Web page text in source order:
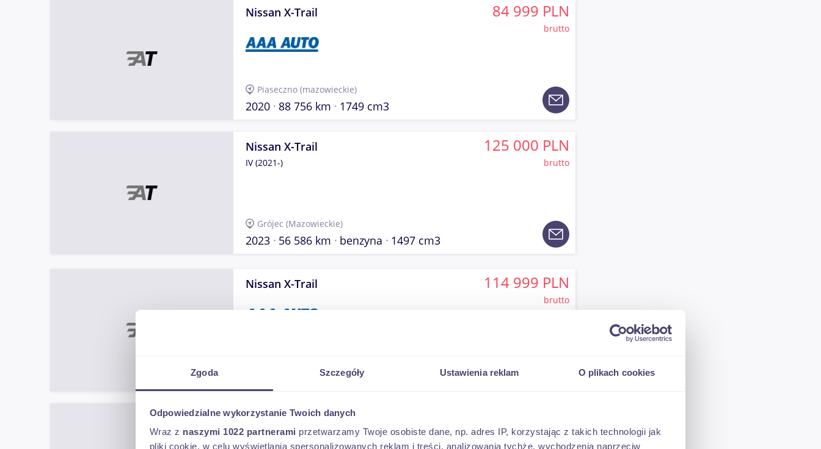
Zgoda Szczegóły Ustawienia reklam O plikach cookies
Odpowiedzialne wykorzystanie Twoich danych
Wraz z naszymi 1022 partnerami przetwarzamy Twoje osobiste dane, np. adres IP, korzystając z takich technologii jak
pliki cookie, w celu wyświetlania spersonalizowanych reklam i treści, analizowania tychże, wychodzenia naprzeciw
Nissan X-Trail 84 999 PLN
brutto
Piaseczno (mazowieckie)
2020 88 756 km 1749 cm3
Nissan X-Trail
IV (2021-)
125 000 PLN
brutto
Grójec (Mazowieckie)
2023 56 586 km benzyna 1497 cm3
Nissan X-Trail 114 999 PLN
brutto
39 360 km 1497 cm3
Nissan X-Trail
brutto